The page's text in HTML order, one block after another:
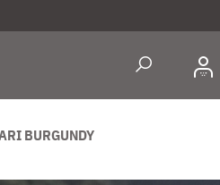
BURGUNDY